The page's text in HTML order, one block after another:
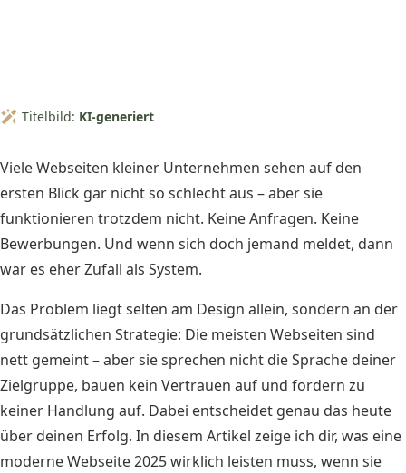
Titelbild: KI-generiert
Viele Webseiten kleiner Unternehmen sehen auf den
ersten Blick gar nicht so schlecht aus – aber sie
funktionieren trotzdem nicht. Keine Anfragen. Keine
Bewerbungen. Und wenn sich doch jemand meldet, dann
war es eher Zufall als System.
Das Problem liegt selten am Design allein, sondern an der
grundsätzlichen Strategie: Die meisten Webseiten sind
nett gemeint – aber sie sprechen nicht die Sprache deiner
Zielgruppe, bauen kein Vertrauen auf und fordern zu
keiner Handlung auf. Dabei entscheidet genau das heute
über deinen Erfolg. In diesem Artikel zeige ich dir, was eine
moderne Webseite 2025 wirklich leisten muss, wenn sie